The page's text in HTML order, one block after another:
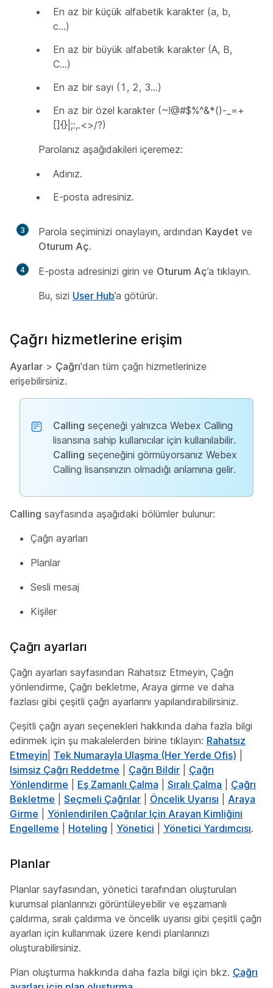
En az bir küçük alfabetik karakter (a, b,
c…)
En az bir büyük alfabetik karakter (A, B,
C…)
En az bir sayı (1, 2, 3…)
En az bir özel karakter (~!@#$%^&*()-_=+
[]{}|;:,.<>/?)
Parolanız aşağıdakileri içeremez:
Adınız.
E-posta adresiniz.
3 Parola seçiminizi onaylayın, ardından Kaydet ve
Oturum Aç.
4 E-posta adresinizi girin ve Oturum Aç’a tıklayın.
Bu, sizi User Hub’a götürür.
Çağrı hizmetlerine erişim
Ayarlar > Çağrı'dan tüm çağrı hizmetlerinize
erişebilirsiniz.
Calling seçeneği yalnızca Webex Calling
lisansına sahip kullanıcılar için kullanılabilir.
Calling seçeneğini görmüyorsanız Webex
Calling lisansınızın olmadığı anlamına gelir.
Calling sayfasında aşağıdaki bölümler bulunur:
Çağrı ayarları
Planlar
Sesli mesaj
Kişiler
Çağrı ayarları
Çağrı ayarları sayfasından Rahatsız Etmeyin, Çağrı
yönlendirme, Çağrı bekletme, Araya girme ve daha
fazlası gibi çeşitli çağrı ayarlarını yapılandırabilirsiniz.
Çeşitli çağrı ayarı seçenekleri hakkında daha fazla bilgi
edinmek için şu makalelerden birine tıklayın: Rahatsız
Etmeyin Tek Numarayla Ulaşma (Her Yerde Ofis)
Isimsiz Çağrı Reddetme
Çağrı Bildir
Çağrı
Yönlendirme
Eş Zamanlı Çalma Sıralı Çalma
Çağrı
Bekletme
Seçmeli Çağrılar Öncelik Uyarısı
Araya
Girme
Yönlendirilen Çağrılar Için Arayan Kimliğini
Engelleme
Hoteling Yönetici Yönetici Yardımcısı.
Planlar
Planlar sayfasından, yönetici tarafından oluşturulan
kurumsal planlarınızı görüntüleyebilir ve eşzamanlı
çaldırma, sıralı çaldırma ve öncelik uyarısı gibi çeşitli çağrı
ayarları için kullanmak üzere kendi planlarınızı
oluşturabilirsiniz.
Plan oluşturma hakkında daha fazla bilgi için bkz. Çağrı